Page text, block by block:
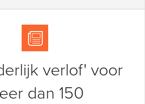
verlof' voor
dan 150